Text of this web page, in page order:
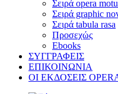
Σειρά opera
Σειρά graphic
Σειρά tabula rasa
Προσεχώς
Ebooks
ΣΥΓΓΡΑΦΕΙΣ
ΕΠΙΚΟΙΝΩΝΙΑ
ΟΙ ΕΚΔΟΣΕΙΣ